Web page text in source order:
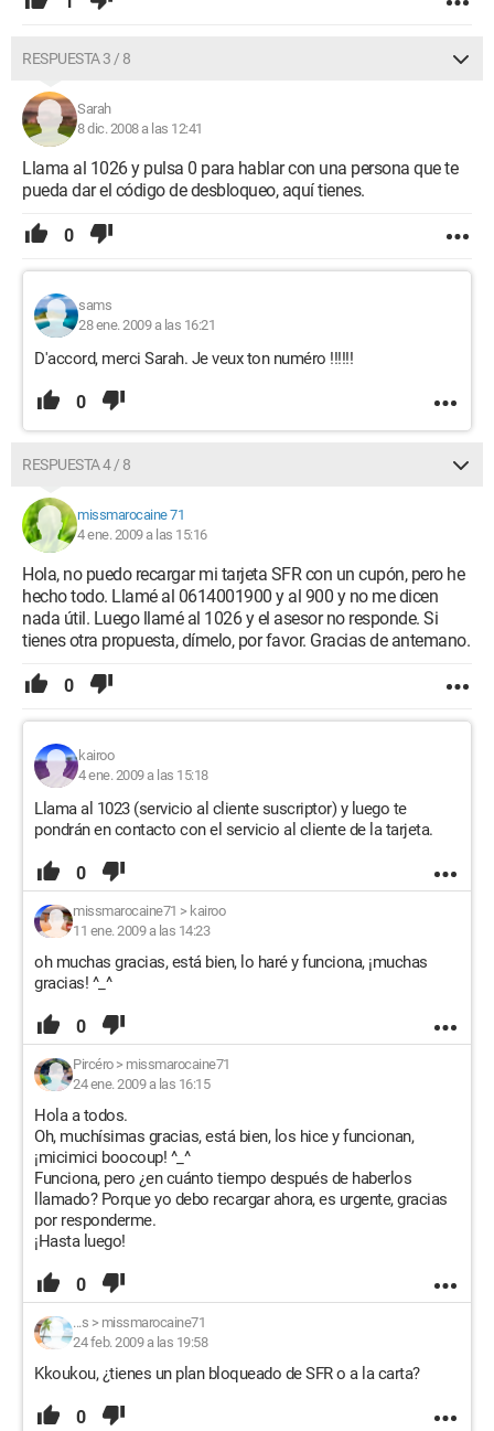
RESPUESTA 3 / 8
Sarah
8 dic. 2008 a las 12:41
Llama al 1026 y pulsa 0 para hablar con una persona que te
pueda dar el código de desbloqueo, aquí tienes.
0
sams
28 ene. 2009 a las 16:21
D'accord, merci Sarah. Je veux ton numéro !!!!!!
0
RESPUESTA 4 / 8
missmarocaine 71
4 ene. 2009 a las 15:16
Hola, no puedo recargar mi tarjeta SFR con un cupón, pero he
hecho todo. Llamé al 0614001900 y al 900 y no me dicen
nada útil. Luego llamé al 1026 y el asesor no responde. Si
tienes otra propuesta, dímelo, por favor. Gracias de antemano.
0
kairoo
4 ene. 2009 a las 15:18
Llama al 1023 (servicio al cliente suscriptor) y luego te
pondrán en contacto con el servicio al cliente de la tarjeta.
0
missmarocaine71 > kairoo
11 ene. 2009 a las 14:23
oh muchas gracias, está bien, lo haré y funciona, ¡muchas
gracias! ^_^
0
Pircéro> missmarocaine71
24 ene. 2009 a las 16:15
Hola a todos.
Oh, muchísimas gracias, está bien, los hice y funcionan,
¡micimici boocoup! ^_^
Funciona, pero ¿en cuánto tiempo después de haberlos
llamado? Porque yo debo recargar ahora, es urgente, gracias
por responderme.
¡Hasta luego!
0
...s > missmarocaine71
24 feb. 2009 a las 19:58
Kkoukou, ¿tienes un plan bloqueado de SFR o a la carta?
0